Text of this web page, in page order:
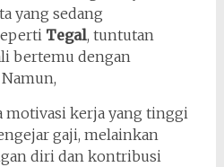
yang sedang
Tegal, tuntutan
bertemu dengan
motivasi kerja yang tinggi
gaji, melainkan
diri dan kontribusi